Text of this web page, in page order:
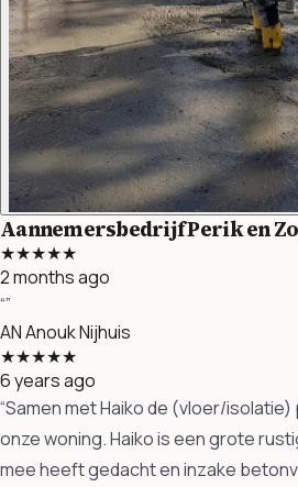
Aannemersbedrijf Perik en
★★★★★
2 months ago
“”
ANAnouk Nijhuis
★★★★★
6 years ago
“Samen met Haiko de (vloer/
onze woning. Haiko is een grote
mee heeft gedacht en inzake